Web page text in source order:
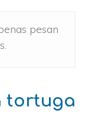
pesan
tortuga